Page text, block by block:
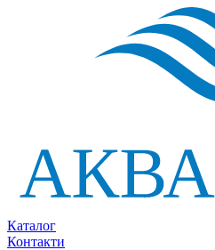
Каталог
Контакти